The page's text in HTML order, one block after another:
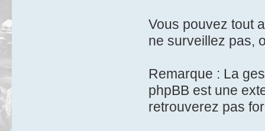
Vous pouvez tout
ne surveillez pas,
Remarque : La
phpBB est une
retrouverez pas